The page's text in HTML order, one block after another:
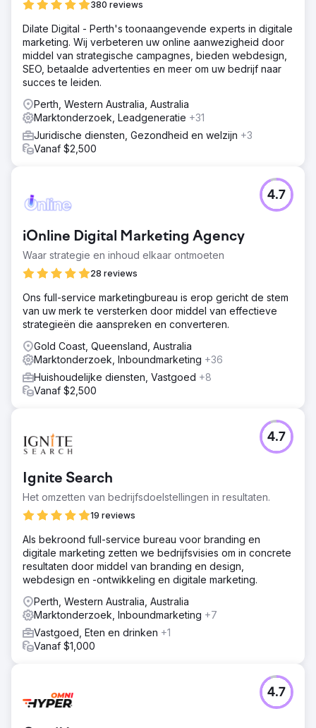
380 reviews
Dilate Digital - Perth's toonaangevende experts in digitale
marketing. Wij verbeteren uw online aanwezigheid door
middel van strategische campagnes, bieden webdesign,
SEO, betaalde advertenties en meer om uw bedrijf naar
succes te leiden.
Perth, Western Australia, Australia
Marktonderzoek, Leadgeneratie +31
Juridische diensten, Gezondheid en welzijn +3
Vanaf $2,500
iOnline Digital Marketing Agency
Waar strategie en inhoud elkaar ontmoeten
28 reviews
4.7
Ons full-service marketingbureau is erop gericht de stem
van uw merk te versterken door middel van effectieve
strategieën die aanspreken en converteren.
Gold Coast, Queensland, Australia
Marktonderzoek, Inboundmarketing +36
Huishoudelijke diensten, Vastgoed +8
Vanaf $2,500
Ignite Search
Het omzetten van bedrijfsdoelstellingen in resultaten.
19 reviews
4.7
Als bekroond full-service bureau voor branding en
digitale marketing zetten we bedrijfsvisies om in concrete
resultaten door middel van branding en design,
webdesign en -ontwikkeling en digitale marketing.
Perth, Western Australia, Australia
Marktonderzoek, Inboundmarketing +7
Vastgoed, Eten en drinken +1
Vanaf $1,000
4.7